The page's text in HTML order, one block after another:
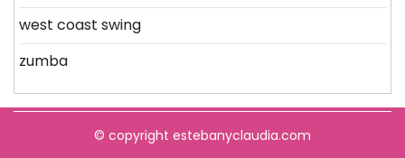
west coast swing
zumba
© copyright estebanyclaudia.com